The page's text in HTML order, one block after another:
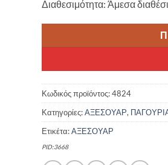
12.00 €.
Διαθεσιμότητα: Άμεσα
Κωδικός προϊόντος:4824
Κατηγορίες:ΑΞΕΣΟΥΑΡ,
Ετικέτα:ΑΞΕΣΟΥΑΡ
PID:3668